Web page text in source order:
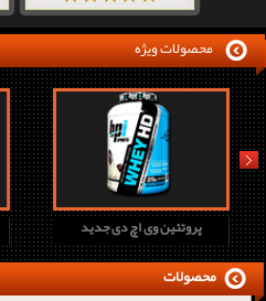
محصولات ویژه
پروتئین وی اچ دی جدید
next
محصولات